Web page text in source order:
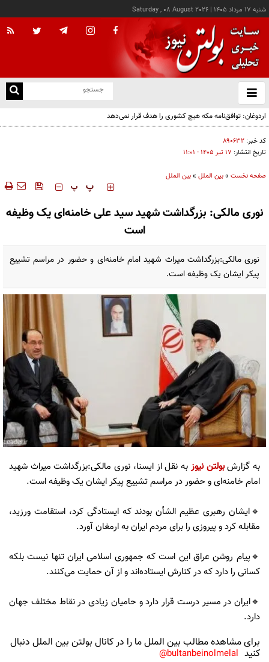
شنبه ۱۷ مرداد ۱۴۰۵ |
Saturday , 08 August 2026
باز
و
اردوغان: توافق‌نامه مکه هیچ کشوری را هدف قرار نمی‌دهد
کد خبر: ۸۹۰۶۳۲
تاریخ انتشار: ۱۷ تير ۱۴۰۵ - ۱۱:۰۱
صفحه نخست »بین الملل »بین الملل
‍‍‍ پ پ
نوری مالکی: بزرگداشت شهید سید علی خامنه‌ای یک وظیفه
است
نوری مالکی:بزرگداشت میراث شهید امام خامنه‌ای و حضور در مراسم تشییع
پیکر ایشان یک وظیفه است.
به گزارشبولتن نیوز به نقل از ایسنا، نوری مالکی:بزرگداشت میراث شهید
امام خامنه‌ای و حضور در مراسم تشییع پیکر ایشان یک وظیفه است.
🔹️ایشان رهبری عظیم الشأن بودند که ایستادگی کرد، استقامت ورزید،
مقابله کرد و پیروزی را برای مردم ایران به ارمغان آورد.
🔹️پیام روشن عراق این است که جمهوری اسلامی ایران تنها نیست بلکه
کسانی را دارد که در کنارش ایستاده‌اند و از آن حمایت می‌کنند.
🔹️ایران در مسیر درست قرار دارد و حامیان زیادی در نقاط مختلف جهان
دارد.
برای مشاهده مطالب بین الملل ما را در کانال بولتن بین الملل دنبال
کنید bultanbeinolmelal@